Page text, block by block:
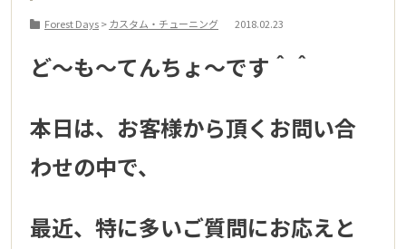
Forest Days>カスタム・チューニング 2018.02.23
ど～も～てんちょ～です＾＾
本日は、お客様から頂くお問い合
わせの中で、
最近、特に多いご質問にお応えと